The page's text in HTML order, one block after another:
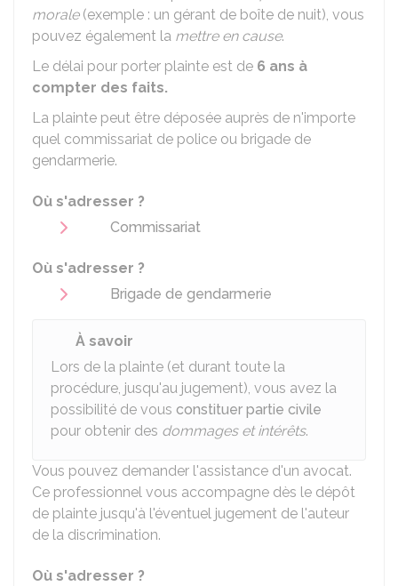
morale(exemple : un gérant de boîte de nuit), vous
pouvez également la mettre en cause.
Le délai pour porter plainte est de 6 ans à
compter des faits.
La plainte peut être déposée auprès de n'importe
quel commissariat de police ou brigade de
gendarmerie.
Où s'adresser ?
Commissariat
Où s'adresser ?
Brigade de gendarmerie
À savoir
Lors de la plainte (et durant toute la
procédure, jusqu'au jugement), vous avez la
possibilité de vous constituer partie civile
pour obtenir des dommages et intérêts.
Vous pouvez demander l'assistance d'un avocat.
Ce professionnel vous accompagne dès le dépôt
de plainte jusqu'à l'éventuel jugement de l'auteur
de la discrimination.
Où s'adresser ?